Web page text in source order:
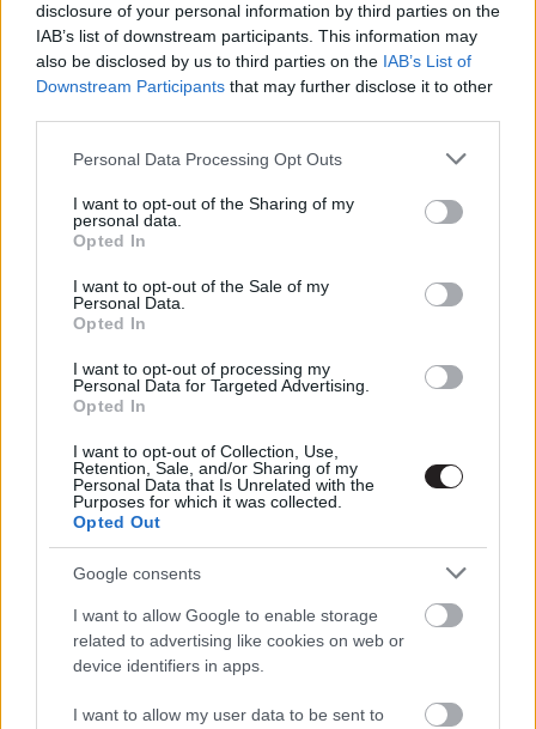
disclosure of your personal information by third parties on the
IAB’s list of downstream participants. This information may
also be disclosed by us to third parties on the IAB’s List of
Downstream Participants that may further disclose it to other
Please note that this website/app uses one or more Google
not limited to your visit or usage behaviour. You may click to
grant or deny consent to Google and its third-party tags to
use your data for below specified purposes in below Google
consent section.
Personal Data Processing Opt Outs
I want to opt-out of the Sharing of my
personal data.
Opted In
I want to opt-out of the Sale of my
Personal Data.
Opted In
I want to opt-out of processing my
Personal Data for Targeted Advertising.
Opted In
I want to opt-out of Collection, Use,
Retention, Sale, and/or Sharing of my
Personal Data that Is Unrelated with the
Purposes for which it was collected.
Opted Out
Google consents
I want to allow Google to enable storage
related to advertising like cookies on web or
device identifiers in apps.
I want to allow my user data to be sent to
Hír| 2021.10.27 16:00
Nézd meg velünk moziban a
Kígyószem: G.I. Joe - A
Nyerj páros belépőt a 22 mérföld
premier előtti vetítésére!
Hír| 2018.06.27 15:10
mérföld első magyar előzetesét!
Hír| 2018.06.08 14:55
LEGFRISSEBB PODCASTÜNK